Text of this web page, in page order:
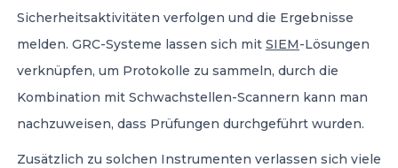
Sicherheitsaktivitäten verfolgen und die Ergebnisse
melden. GRC-Systeme lassen sich mit SIEM-Lösungen
verknüpfen, um Protokolle zu sammeln, durch die
Kombination mit Schwachstellen-Scannern kann man
nachzuweisen, dass Prüfungen durchgeführt wurden.
Zusätzlich zu solchen Instrumenten verlassen sich viele